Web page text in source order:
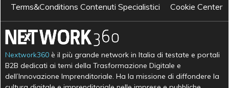
Terms&Conditions Contenuti Specialistici
Cookie Center
Nextwork360 è il più grande network in Italia di testate e portali
B2B dedicati ai temi della Trasformazione Digitale e
dell’Innovazione Imprenditoriale. Ha la missione di diffondere la